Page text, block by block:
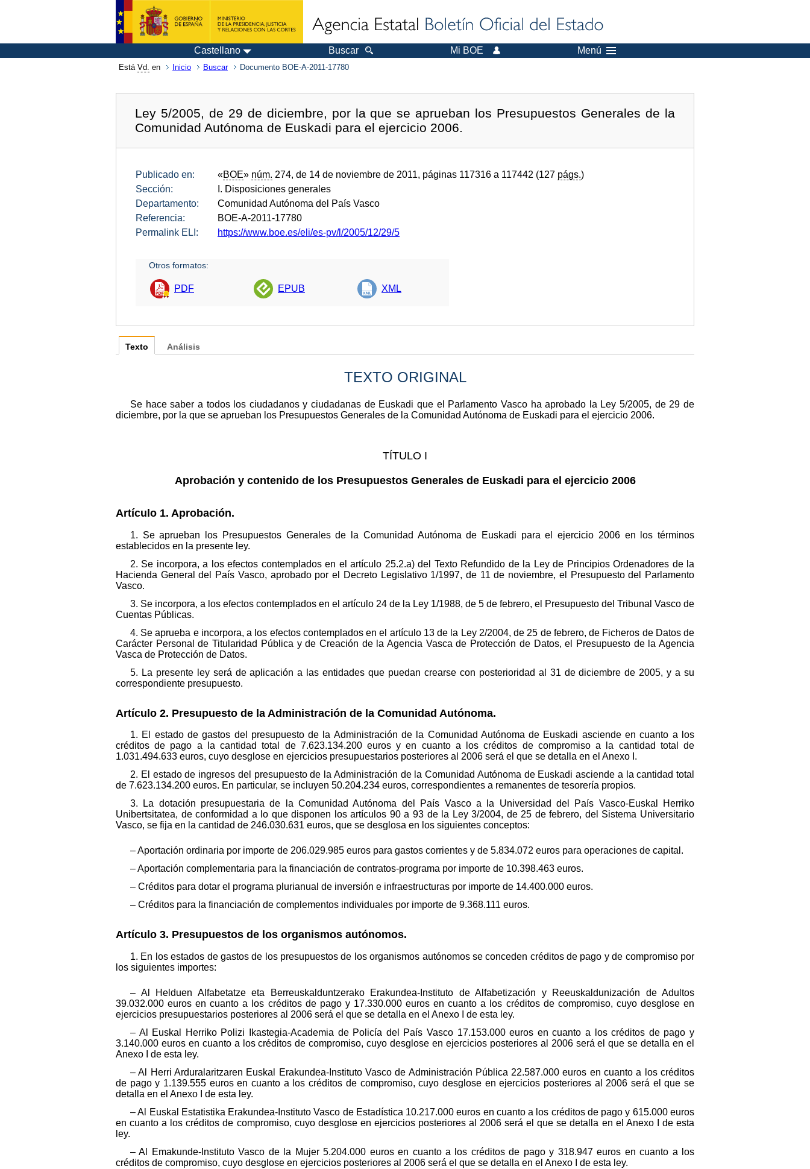
Castellano Buscar Mi BOE Menú
Está Vd. en Inicio Buscar Documento BOE-A-2011-17780
Ley 5/2005, de 29 de diciembre, por la que se aprueban los Presupuestos Generales de la
Comunidad Autónoma de Euskadi para el ejercicio 2006.
Publicado en: «BOE» núm. 274, de 14 de noviembre de 2011, páginas 117316 a 117442 (127 págs.)
Sección:
I. Disposiciones generales
Departamento:
Comunidad Autónoma del País Vasco
Referencia:
BOE-A-2011-17780
Permalink ELI:
https://www.boe.es/eli/es-pv/l/2005/12/29/5
Otros formatos:
PDF EPUB XML
Texto
TEXTO ORIGINAL
Se hace saber a todos los ciudadanos y ciudadanas de Euskadi que el Parlamento Vasco ha aprobado la Ley 5/2005, de 29 de
diciembre, por la que se aprueban los Presupuestos Generales de la Comunidad Autónoma de Euskadi para el ejercicio 2006.
TÍTULO I
Aprobación y contenido de los Presupuestos Generales de Euskadi para el ejercicio 2006
Artículo 1. Aprobación.
1. Se aprueban los Presupuestos Generales de la Comunidad Autónoma de Euskadi para el ejercicio 2006 en los términos
establecidos en la presente ley.
2. Se incorpora, a los efectos contemplados en el artículo 25.2.a) del Texto Refundido de la Ley de Principios Ordenadores de la
Hacienda General del País Vasco, aprobado por el Decreto Legislativo 1/1997, de 11 de noviembre, el Presupuesto del Parlamento
Vasco.
3. Se incorpora, a los efectos contemplados en el artículo 24 de la Ley 1/1988, de 5 de febrero, el Presupuesto del Tribunal Vasco de
Cuentas Públicas.
4. Se aprueba e incorpora, a los efectos contemplados en el artículo 13 de la Ley 2/2004, de 25 de febrero, de Ficheros de Datos de
Carácter Personal de Titularidad Pública y de Creación de la Agencia Vasca de Protección de Datos, el Presupuesto de la Agencia
Vasca de Protección de Datos.
5. La presente ley será de aplicación a las entidades que puedan crearse con posterioridad al 31 de diciembre de 2005, y a su
correspondiente presupuesto.
Artículo 2. Presupuesto de la Administración de la Comunidad Autónoma.
1. El estado de gastos del presupuesto de la Administración de la Comunidad Autónoma de Euskadi asciende en cuanto a los
créditos de pago a la cantidad total de 7.623.134.200 euros y en cuanto a los créditos de compromiso a la cantidad total de
1.031.494.633 euros, cuyo desglose en ejercicios presupuestarios posteriores al 2006 será el que se detalla en el Anexo I.
2. El estado de ingresos del presupuesto de la Administración de la Comunidad Autónoma de Euskadi asciende a la cantidad total
de 7.623.134.200 euros. En particular, se incluyen 50.204.234 euros, correspondientes a remanentes de tesorería propios.
3. La dotación presupuestaria de la Comunidad Autónoma del País Vasco a la Universidad del País Vasco-Euskal Herriko
Unibertsitatea, de conformidad a lo que disponen los artículos 90 a 93 de la Ley 3/2004, de 25 de febrero, del Sistema Universitario
Vasco, se fija en la cantidad de 246.030.631 euros, que se desglosa en los siguientes conceptos:
– Aportación ordinaria por importe de 206.029.985 euros para gastos corrientes y de 5.834.072 euros para operaciones de capital.
– Aportación complementaria para la financiación de contratos-programa por importe de 10.398.463 euros.
– Créditos para dotar el programa plurianual de inversión e infraestructuras por importe de 14.400.000 euros.
– Créditos para la financiación de complementos individuales por importe de 9.368.111 euros.
Artículo 3. Presupuestos de los organismos autónomos.
1. En los estados de gastos de los presupuestos de los organismos autónomos se conceden créditos de pago y de compromiso por
los siguientes importes:
– Al Helduen Alfabetatze eta Berreuskalduntzerako Erakundea-Instituto de Alfabetización y Reeuskaldunización de Adultos
39.032.000 euros en cuanto a los créditos de pago y 17.330.000 euros en cuanto a los créditos de compromiso, cuyo desglose en
ejercicios presupuestarios posteriores al 2006 será el que se detalla en el Anexo I de esta ley.
– Al Euskal Herriko Polizi Ikastegia-Academia de Policía del País Vasco 17.153.000 euros en cuanto a los créditos de pago y
3.140.000 euros en cuanto a los créditos de compromiso, cuyo desglose en ejercicios posteriores al 2006 será el que se detalla en el
Anexo I de esta ley.
– Al Herri Arduralaritzaren Euskal Erakundea-Instituto Vasco de Administración Pública 22.587.000 euros en cuanto a los créditos
de pago y 1.139.555 euros en cuanto a los créditos de compromiso, cuyo desglose en ejercicios posteriores al 2006 será el que se
detalla en el Anexo I de esta ley.
– Al Euskal Estatistika Erakundea-Instituto Vasco de Estadística 10.217.000 euros en cuanto a los créditos de pago y 615.000 euros
en cuanto a los créditos de compromiso, cuyo desglose en ejercicios posteriores al 2006 será el que se detalla en el Anexo I de esta
ley.
– Al Emakunde-Instituto Vasco de la Mujer 5.204.000 euros en cuanto a los créditos de pago y 318.947 euros en cuanto a los
créditos de compromiso, cuyo desglose en ejercicios posteriores al 2006 será el que se detalla en el Anexo I de esta ley.
Análisis